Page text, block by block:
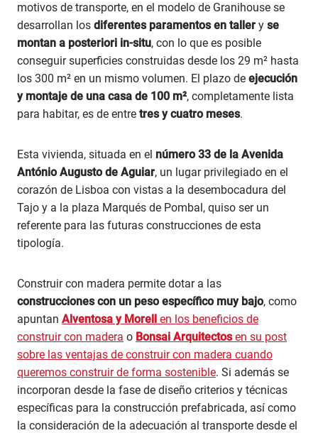
motivos de transporte, en el modelo de Granihouse se
desarrollan los diferentes paramentos en taller y se
montan a posteriori in-situ, con lo que es posible
conseguir superficies construidas desde los 29 m² hasta
los 300 m² en un mismo volumen. El plazo de ejecución
y montaje de una casa de 100 m², completamente lista
para habitar, es de entre tres y cuatro meses.
Esta vivienda, situada en el número 33 de la Avenida
António Augusto de Aguiar, un lugar privilegiado en el
corazón de Lisboa con vistas a la desembocadura del
Tajo y a la plaza Marqués de Pombal, quiso ser un
referente para las futuras construcciones de esta
tipología.
Construir con madera permite dotar a las
construcciones con un peso específico muy bajo, como
apuntan Alventosa y Morell
en los beneficios de
construir con madera o Bonsai Arquitectosen su post
sobre las ventajas de construir con madera cuando
queremos construir de forma sostenible. Si además se
incorporan desde la fase de diseño criterios y técnicas
específicas para la construcción prefabricada, así como
la consideración de la adecuación al transporte desde el